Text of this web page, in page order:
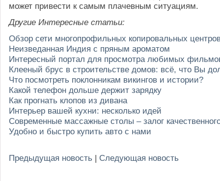
может привести к самым плачевным ситуациям.
Другие Интересные статьи:
Обзор сети многопрофильных копировальных
Неизведанная Индия с пряным ароматом
Интересный портал для просмотра любимых
Клееный брус в строительстве домов: всё, что Вы
Что посмотреть поклонникам викингов и истории?
Какой телефон дольше держит зарядку
Как прогнать клопов из дивана
Интерьер вашей кухни: несколько идей
Современные массажные столы – залог
Удобно и быстро купить авто с нами
Предыдущая новость | Следующая новость